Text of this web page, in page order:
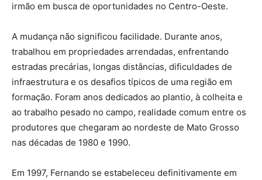
irmão em busca de oportunidades no Centro-Oeste.
A mudança não significou facilidade. Durante anos,
trabalhou em propriedades arrendadas, enfrentando
estradas precárias, longas distâncias, dificuldades de
infraestrutura e os desafios típicos de uma região em
formação. Foram anos dedicados ao plantio, à colheita e
ao trabalho pesado no campo, realidade comum entre os
produtores que chegaram ao nordeste de Mato Grosso
nas décadas de 1980 e 1990.
Em 1997, Fernando se estabeleceu definitivamente em